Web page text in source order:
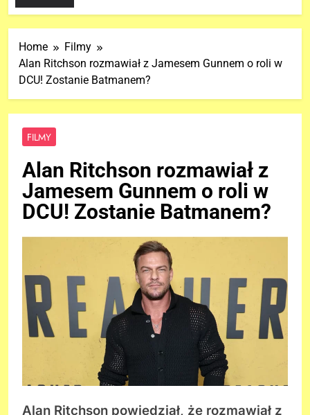
Home
Filmy
Alan Ritchson rozmawiał z Jamesem Gunnem o roli w
DCU! Zostanie Batmanem?
FILMY
Alan Ritchson rozmawiał z
Jamesem Gunnem o roli w
DCU! Zostanie Batmanem?
Alan Ritchson powiedział, że rozmawiał z